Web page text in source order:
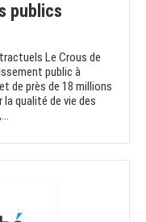
publics
Le Crous de
public à
de près de 18 millions
qualité de vie des